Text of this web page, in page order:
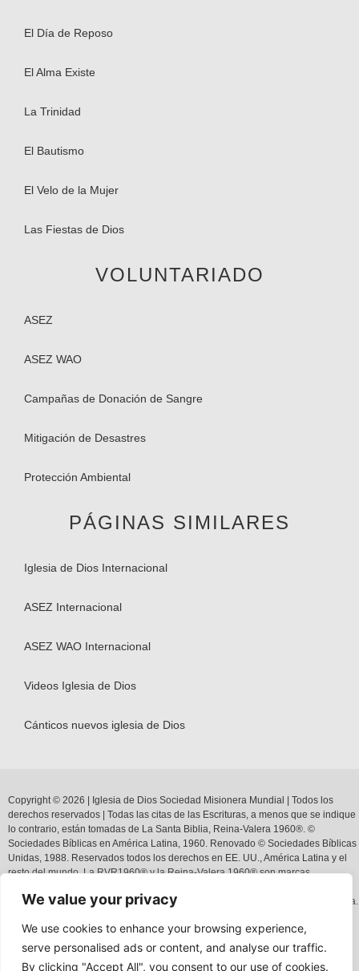
We value your privacy
We use cookies to enhance your browsing experience,
serve personalised ads or content, and analyse our traffic.
By clicking "Accept All", you consent to our use of cookies.
El Día de Reposo
El Alma Existe​
La Trinidad
El Bautismo
El Velo de la Mujer
Las Fiestas de Dios
VOLUNTARIADO
ASEZ
ASEZ WAO
Campañas de Donación de Sangre
Mitigación de Desastres
Protección Ambiental
PÁGINAS SIMILARES
Iglesia de Dios Internacional
ASEZ Internacional
ASEZ WAO Internacional
Videos Iglesia de Dios
Cánticos nuevos iglesia de Dios
Copyright © 2026 | Iglesia de Dios Sociedad Misionera Mundial | Todos los
derechos reservados | Todas las citas de las Escrituras, a menos que se indique
lo contrario, están tomadas de La Santa Biblia, Reina-Valera 1960® ©
Sociedades Bíblicas en América Latina, 1960. Renovado © Sociedades Bíblicas
Unidas, 1988. Reservados todos los derechos en EE. UU., América Latina y el
resto del mundo.LaRVR1960® y laReina-Valera 1960®son marcas
U.por la AmericanBible Society, y puede licencia.